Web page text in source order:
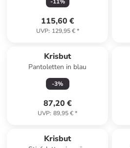
115,60 €
UVP: 129,95 €*
Krisbut
Pantoletten in blau
-3%
87,20 €
UVP: 89,95 €*
Krisbut